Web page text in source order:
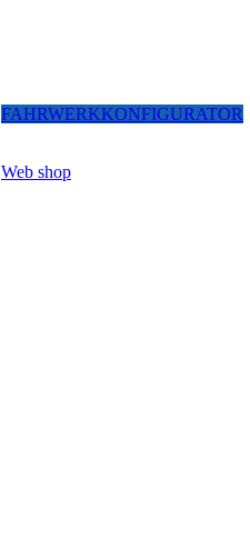
FAHRWERKKONFIGURATOR
Web shop